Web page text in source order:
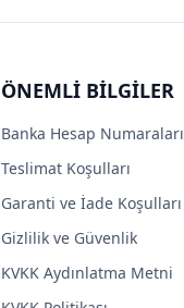
ÖNEMLİ BİLGİLER
Banka Hesap Numaraları
Teslimat Koşulları
Garanti ve İade Koşulları
Gizlilik ve Güvenlik
KVKK Aydınlatma Metni